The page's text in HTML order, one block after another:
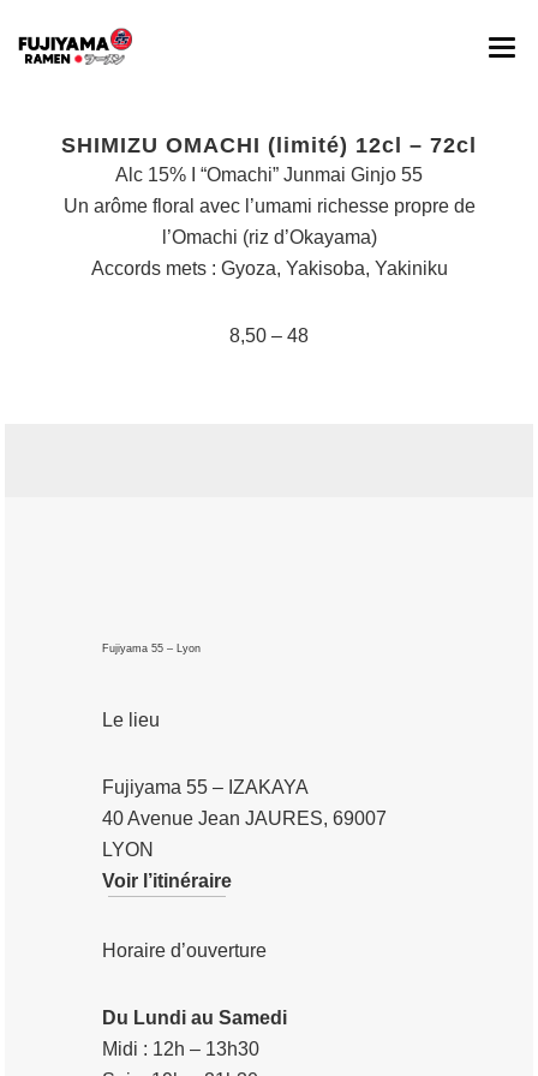
BOISSONS
SHIMIZU OMACHI (limité) 12cl – 72cl
Alc 15% I “Omachi” Junmai Ginjo 55
Un arôme floral avec l’umami richesse propre de
l’Omachi (riz d’Okayama)
Accords mets : Gyoza, Yakisoba, Yakiniku
8,50 – 48
Fujiyama 55 – Lyon
Le lieu
Fujiyama 55 – IZAKAYA
40 Avenue Jean JAURES, 69007
LYON
Voir l’itinéraire
Horaire d’ouverture
Du Lundi au Samedi
Midi : 12h – 13h30